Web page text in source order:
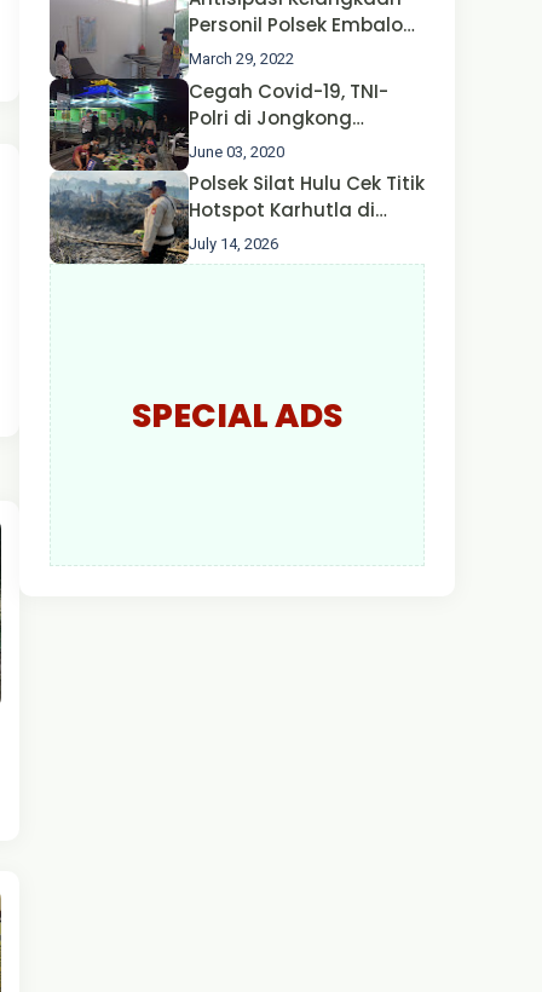
Nusa II Polda Kalbar*
Personil Polsek Embaloh
Hulu Gencar Lakukan
Pengecekan Oksigen
March 29, 2022
Cegah Covid-19, TNI-
Polri di Jongkong
Himbau Masyarakat
Jangan Kumpul Hinga
Larut Malam.
June 03, 2020
Polsek Silat Hulu Cek Titik
Hotspot Karhutla di
Desa Nanga Dangkan,
Api Ditemukan Sudah
July 14, 2026
SPECIAL ADS